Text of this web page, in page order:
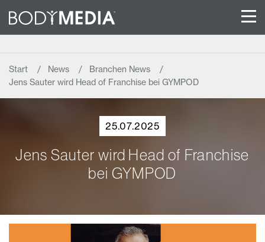
Start News
Branchen News
Jens Sauter wird Head of Franchise bei GYMPOD
25.07.2025
Jens Sauter wird Head of Franchise
bei GYMPOD